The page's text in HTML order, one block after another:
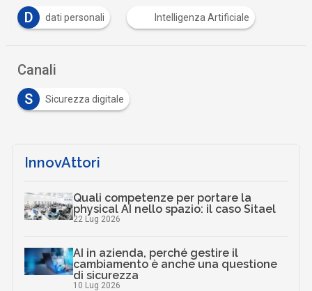
D
dati personali Intelligenza Artificiale
Canali
S
Sicurezza digitale
InnovAttori
Quali competenze per portare la
physical AI nello spazio: il caso Sitael
22 Lug 2026
AI in azienda, perché gestire il
cambiamento è anche una questione
di sicurezza
10 Lug 2026